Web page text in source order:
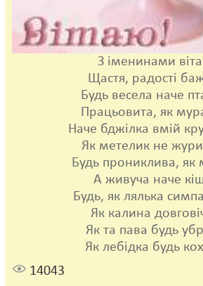
З іменинами
Щастя, радості
Будь весела наче
Працьовита, як
Наче бджілка вмій
Як метелик не
Будь прониклива,
А живуча наче
Будь, як лялька
Як калина
Як та пава будь
Як лебідка будь
14043